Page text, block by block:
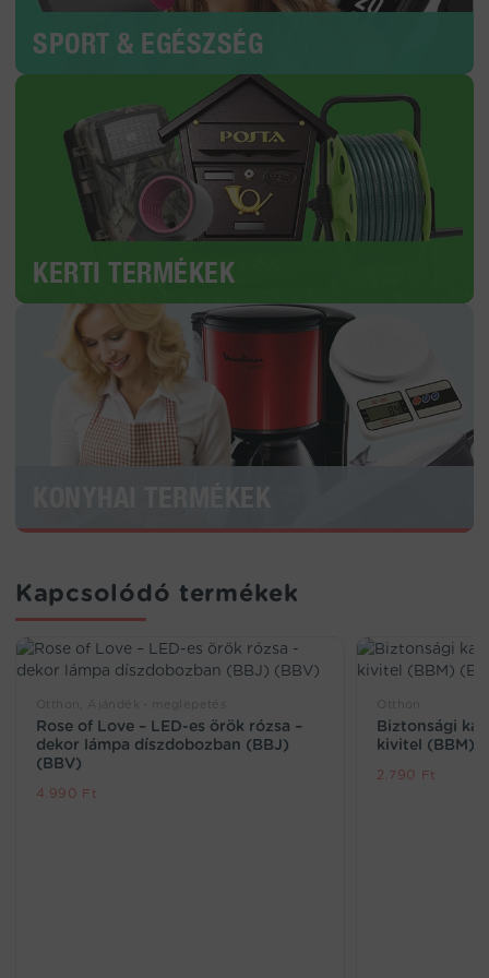
SPORT & EGÉSZSÉG
KERTI TERMÉKEK
Kapcsolódó termékek
Rose of Love – LED-es örök rózsa –
dekor lámpa díszdobozban (BBJ)
(BBV)
4.990 Ft
Biztonsági
kivitel (BBM)
2.790 Ft